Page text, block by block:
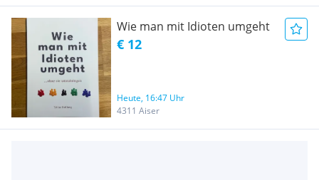
Wie man mit Idioten umgeht
€ 12
Heute, 16:47 Uhr
4311 Aiser